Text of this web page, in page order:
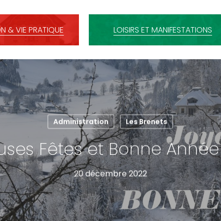
pour fermer
& VIE PRATIQUE LOISIRS ET MANIFESTATIONS
Administration Les Brenets
Fêtes et Bonne
20 décembre 2022